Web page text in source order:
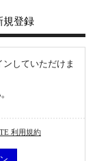
規登録
していただけま
利用規約